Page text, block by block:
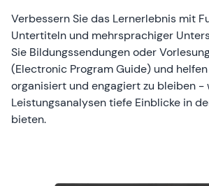
Verbessern Sie das Lernerlebnis mit
Untertiteln und mehrsprachiger
Sie Bildungssendungen oder
(Electronic Program Guide) und helfen
organisiert und engagiert zu bleiben -
Leistungsanalysen tiefe Einblicke in
bieten.